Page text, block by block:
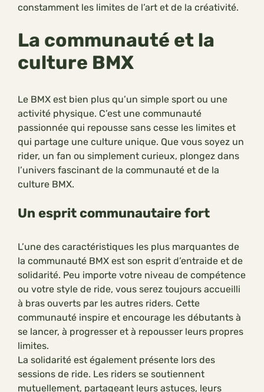
constamment les limites de l’art et de la créativité.
La communauté et la
culture BMX
Le BMX est bien plus qu’un simple sport ou une
activité physique. C’est une communauté
passionnée qui repousse sans cesse les limites et
qui partage une culture unique. Que vous soyez un
rider, un fan ou simplement curieux, plongez dans
l’univers fascinant de la communauté et de la
culture BMX.
Un esprit communautaire fort
L’une des caractéristiques les plus marquantes de
la communauté BMX est son esprit d’entraide et de
solidarité. Peu importe votre niveau de compétence
ou votre style de ride, vous serez toujours accueilli
à bras ouverts par les autres riders. Cette
communauté inspire et encourage les débutants à
se lancer, à progresser et à repousser leurs propres
limites.
La solidarité est également présente lors des
sessions de ride. Les riders se soutiennent
mutuellement, partageant leurs astuces, leurs